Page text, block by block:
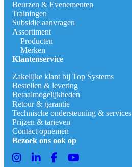
Beurzen & Evenementen
Trainingen
Subsidie aanvragen
Assortiment
Producten
Merken
Klantenservice
Zakelijke klant bij Top Systems
Bestellen & levering
Betaalmogelijkheden
Retour & garantie
Technische ondersteuning & services
Prijzen & tarieven
Contact opnemen
Bezoek ons ook op